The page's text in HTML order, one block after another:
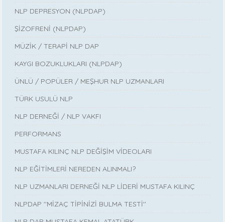
NLP DEPRESYON (NLPDAP)
ŞİZOFRENİ (NLPDAP)
MÜZİK / TERAPİ NLP DAP
KAYGI BOZUKLUKLARI (NLPDAP)
ÜNLÜ / POPÜLER / MEŞHUR NLP UZMANLARI
TÜRK USULÜ NLP
NLP DERNEĞİ / NLP VAKFI
PERFORMANS
MUSTAFA KILINÇ NLP DEĞİŞİM VİDEOLARI
NLP EĞİTİMLERİ NEREDEN ALINMALI?
NLP UZMANLARI DERNEĞİ NLP LİDERİ MUSTAFA KILINÇ
NLPDAP ''MİZAÇ TİPİNİZİ BULMA TESTİ''